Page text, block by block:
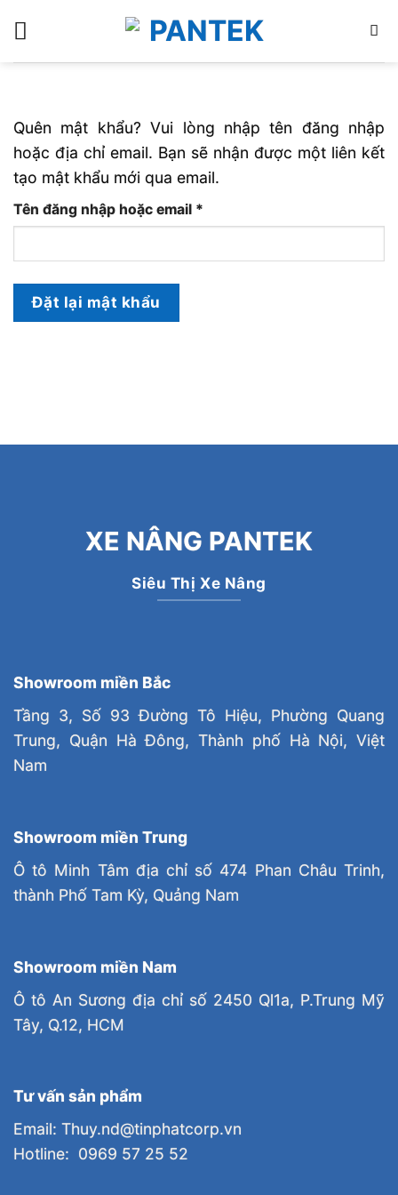
qua
nội
Quên mật khẩu? Vui lòng nhập tên đăng nhập
hoặc địa chỉ email. Bạn sẽ nhận được một liên kết
tạo mật khẩu mới qua email.
Tên đăng nhập hoặc email *
buộc
Đặt lại mật khẩu
XE NÂNG PANTEK
Siêu Thị Xe Nâng
Showroom miền Bắc
Tầng 3, Số 93 Đường Tô Hiệu, Phường Quang
Trung, Quận Hà Đông, Thành phố Hà Nội, Việt
Nam
Showroom miền Trung
Ô tô Minh Tâm địa chỉ số 474 Phan Châu Trinh,
thành Phố Tam Kỳ, Quảng Nam
Showroom miền Nam
Ô tô An Sương địa chỉ số 2450 Ql1a, P.Trung Mỹ
Tây, Q.12, HCM
Tư vấn sản phẩm
Email: Thuy.nd@tinphatcorp.vn
Hotline: 0969 57 25 52